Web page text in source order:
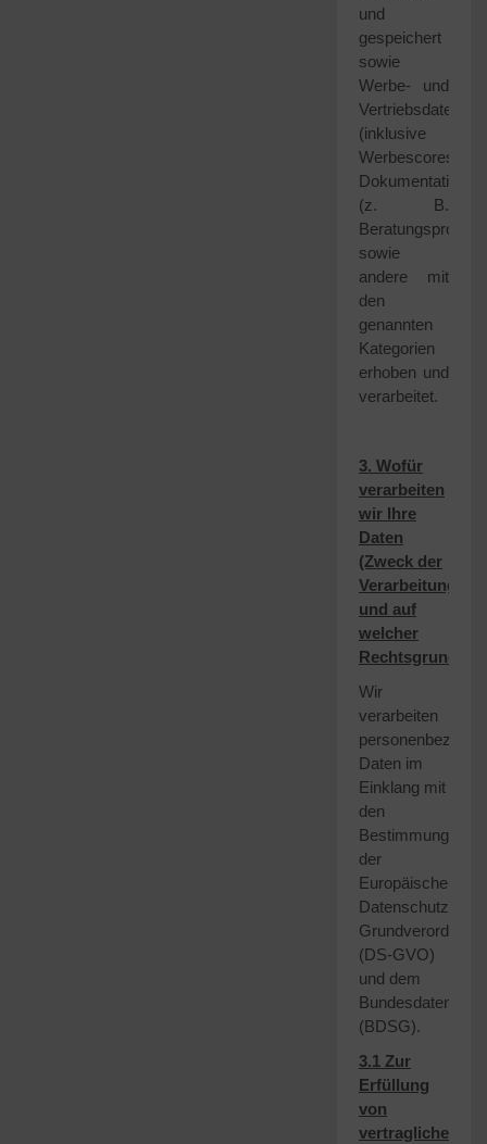
und
gespeichert
sowie
Werbe- und
Vertriebsdaten
(inklusive
Werbescores),
(z. B.
sowie
andere mit
den
genannten
Kategorien
erhoben und
verarbeitet.
3. Wofür
verarbeiten
wir Ihre
Daten
(Zweck der
Verarbeitung)
und auf
welcher
Wir
verarbeiten
Daten im
Einklang mit
den
Bestimmungen
der
Europäischen
Datenschutz-
Grundverordnung
(DS-GVO)
und dem
(BDSG).
3.1 Zur
Erfüllung
von
vertraglichen